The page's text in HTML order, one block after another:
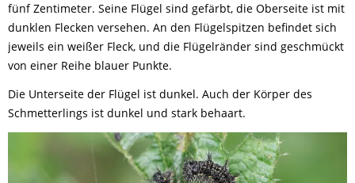
fünf Zentimeter. Seine Flügel sind gefärbt, die Oberseite ist mit
dunklen Flecken versehen. An den Flügelspitzen befindet sich
jeweils ein weißer Fleck, und die Flügelränder sind geschmückt
von einer Reihe blauer Punkte.
Die Unterseite der Flügel ist dunkel. Auch der Körper des
Schmetterlings ist dunkel und stark behaart.